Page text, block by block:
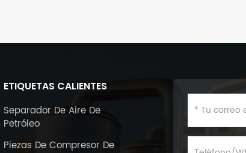
ETIQUETAS CALIENTES
Separador De Aire De
Petróleo
Piezas De Compresor De